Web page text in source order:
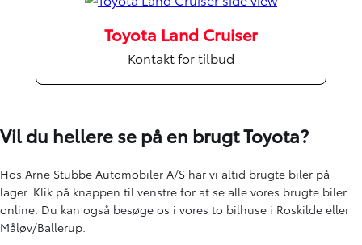
Toyota Land Cruiser
Kontakt for tilbud
Vil du hellere se på en brugt Toyota?
Hos Arne Stubbe Automobiler A/S har vi altid brugte biler på
lager. Klik på knappen til venstre for at se alle vores brugte biler
online. Du kan også besøge os i vores to bilhuse i Roskilde eller
Måløv/Ballerup.